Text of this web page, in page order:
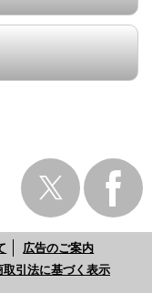
広告のご案内
取引法に基づく表示